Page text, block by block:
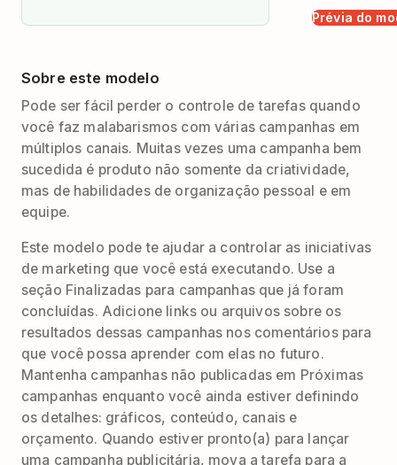
Prévia do
Sobre este modelo
Pode ser fácil perder o controle de tarefas quando
você faz malabarismos com várias campanhas em
múltiplos canais. Muitas vezes uma campanha bem
sucedida é produto não somente da criatividade,
mas de habilidades de organização pessoal e em
equipe.
Este modelo pode te ajudar a controlar as iniciativas
de marketing que você está executando. Use a
seção Finalizadas para campanhas que já foram
concluídas. Adicione links ou arquivos sobre os
resultados dessas campanhas nos comentários para
que você possa aprender com elas no futuro.
Mantenha campanhas não publicadas em Próximas
campanhas enquanto você ainda estiver definindo
os detalhes: gráficos, conteúdo, canais e
orçamento. Quando estiver pronto(a) para lançar
uma campanha publicitária, mova a tarefa para a